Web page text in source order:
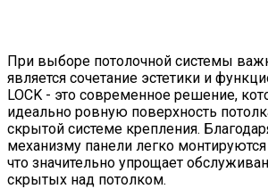
При выборе потолочной системы
является сочетание эстетики и
LOCK - это современное решение,
идеально ровную поверхность
скрытой системе крепления.
механизму панели легко
что значительно упрощает
скрытых над потолком.